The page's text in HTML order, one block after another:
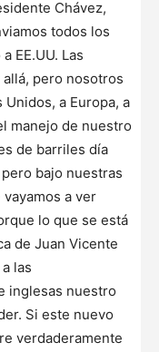
Chávez,
todos los
EE.UU. Las
pero nosotros
a Europa, a
manejo de nuestro
de barriles día
bajo nuestras
a ver
lo que se está
de Juan Vicente
las
inglesas nuestro
Si este nuevo
verdaderamente